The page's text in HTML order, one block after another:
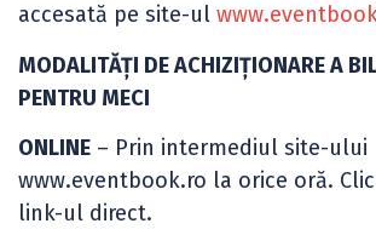
accesată pe site-ul
MODALITĂȚI DE ACHIZIȚIONARE A
PENTRU MECI
ONLINE – Prin intermediul site-ului
www.eventbook.ro la orice oră.
link-ul direct.